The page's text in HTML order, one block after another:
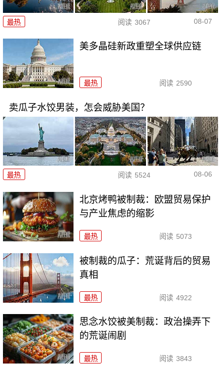
最热 阅读 3067 08-07
美多晶硅新政重塑全球供应链
最热 阅读 2590
卖瓜子水饺男装，怎会威胁美国？
最热 阅读 5524 08-06
北京烤鸭被制裁：欧盟贸易保护
与产业焦虑的缩影
最热 阅读 5073
被制裁的瓜子：荒诞背后的贸易
真相
最热 阅读 4922
思念水饺被美制裁：政治操弄下
的荒诞闹剧
最热 阅读 3843